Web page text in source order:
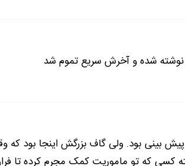
بياد من و بيدار کنه. تو محلِ ما؟ همچي
ماشينِ هَنو غيب نشده. دوباره يکي با صداي
لـــا... د بَرو دِ. دورم شده!
نوشته شده و آخرش سریع تموم شد
پیش بینی بود. ولی گاف بزرگش اینجا بود
که تو ماموریت کمک مجرم کرده تا